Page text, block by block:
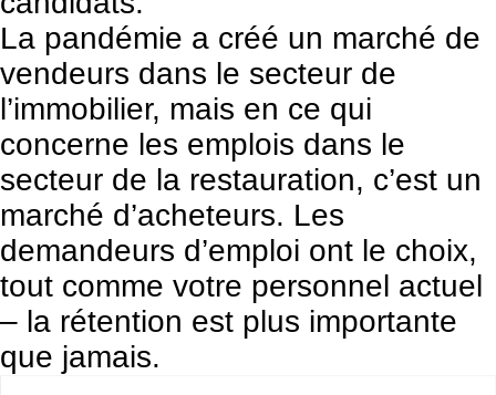
La pandémie a créé un marché de
vendeurs dans le secteur de
l’immobilier, mais en ce qui
concerne les emplois dans le
secteur de la restauration, c’est un
marché d’acheteurs. Les
demandeurs d’emploi ont le choix,
tout comme votre personnel actuel
– la rétention est plus importante
que jamais.